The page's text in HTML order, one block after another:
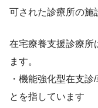
可された診療所の施
在宅療養支援診療所
ます。
・機能強化型在支
とを指しています